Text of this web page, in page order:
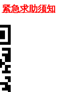
紧急求助须知